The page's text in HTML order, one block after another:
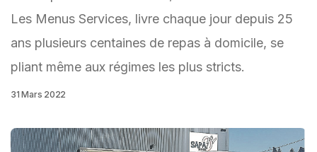
Les Menus Services, livre chaque jour depuis 25
ans plusieurs centaines de repas à domicile, se
pliant même aux régimes les plus stricts.
31 Mars 2022